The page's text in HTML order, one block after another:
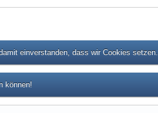
einverstanden, dass wir Cookies setzen.
können!